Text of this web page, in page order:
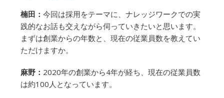
楠田： 今回は採用をテーマに、ナレッジワークでの実
践的なお話も交えながら伺っていきたいと思います。
まずは創業からの年数と、現在の従業員数を教えてい
ただけますか。
麻野： 2020年の創業から4年が経ち、現在の従業員数
は約100人となっています。